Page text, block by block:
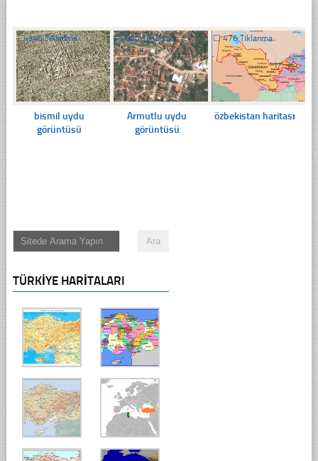
☐340 Tıklanma
bismil uydu
görüntüsü
☐600 Tıklanma
Armutlu uydu
görüntüsü
☐476 Tıklanma
özbekistan haritası
TÜRKIYE HARITALARI